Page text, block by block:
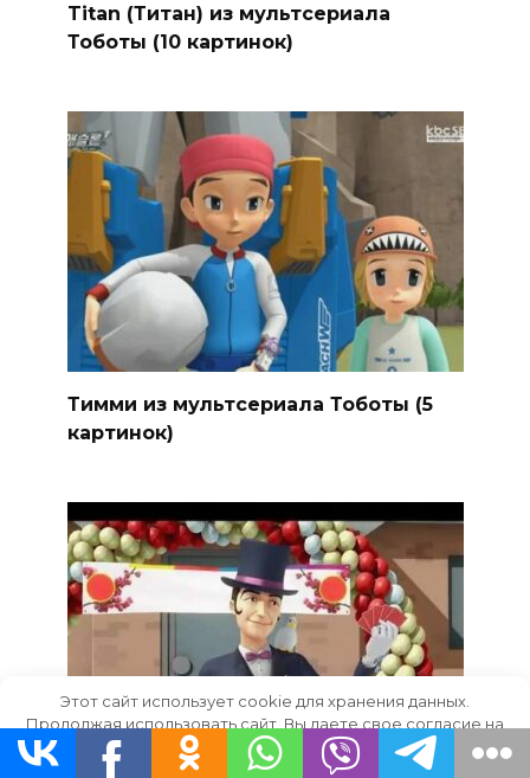
Titan (Титан) из мультсериала
Тоботы (10 картинок)
Тимми из мультсериала Тоботы (5
картинок)
Этот сайт использует cookie для хранения данных.
Продолжая использовать сайт, Вы даете свое согласие на
работу с этими файлами.
OK